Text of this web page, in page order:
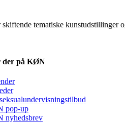
tematiske kunstudstillinger
der på KØN
pop-up
nyhedsbrev